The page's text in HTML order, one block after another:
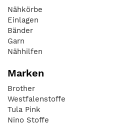
Nähkörbe
Einlagen
Bänder
Garn
Nähhilfen
Marken
Brother
Westfalenstoffe
Tula Pink
Nino Stoffe